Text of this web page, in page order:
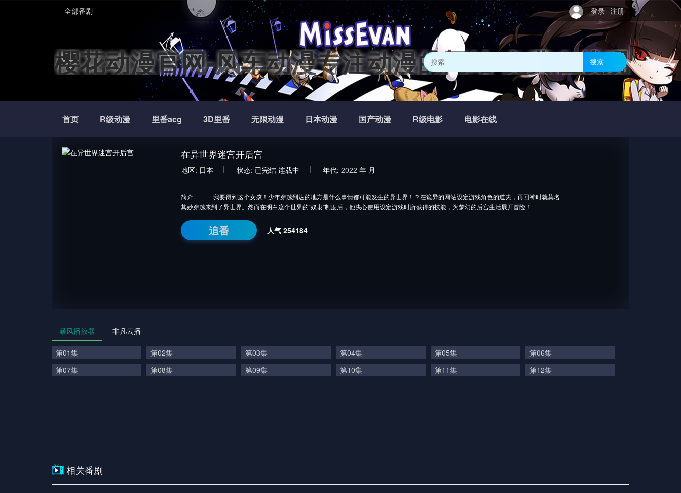
全部番剧 登录 注册
樱花动漫官网-风车动漫专注动漫的网站-免费在线观
搜索
首页 R级动漫 里番acg 3D里番 无限动漫 日本动漫 国产动漫 R级电影 电影在线
在异世界迷宫开后宫
地区: 日本 状态: 已完结 连载中 年代: 2022 年 月
简介:
我要得到这个女孩！少年穿越到达的地方是什么事情都可能发生的异世界！？在诡异的网站设定游戏角色的道夫，再回神时就莫名
其妙穿越来到了异世界。然而在明白这个世界的“奴隶”制度后，他决心使用设定游戏时所获得的技能，为梦幻的后宫生活展开冒险！
追番 人气 254184
暴风播放器 非凡云播
第01集 第02集 第03集 第04集 第05集
第06集
第07集
第08集 第09集 第10集 第11集 第12集
相关番剧